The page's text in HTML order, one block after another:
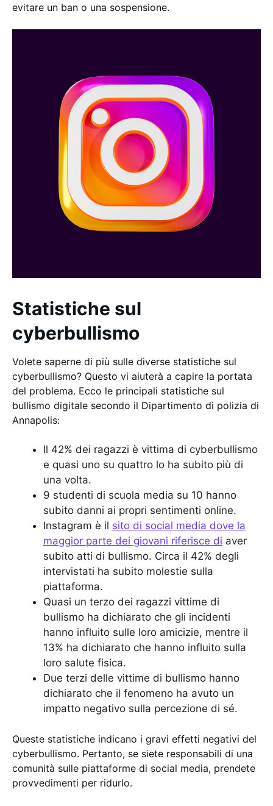
evitare un ban o una sospensione.
Statistiche sul
cyberbullismo
Volete saperne di più sulle diverse statistiche sul
cyberbullismo? Questo vi aiuterà a capire la portata
del problema. Ecco le principali statistiche sul
bullismo digitale secondo il Dipartimento di polizia di
Annapolis:
Il 42% dei ragazzi è vittima di cyberbullismo
e quasi uno su quattro lo ha subito più di
una volta.
9 studenti di scuola media su 10 hanno
subito danni ai propri sentimenti online.
Instagram è il sito di social media dove la
maggior parte dei giovani riferisce di aver
subito atti di bullismo. Circa il 42% degli
intervistati ha subito molestie sulla
piattaforma.
Quasi un terzo dei ragazzi vittime di
bullismo ha dichiarato che gli incidenti
hanno influito sulle loro amicizie, mentre il
13% ha dichiarato che hanno influito sulla
loro salute fisica.
Due terzi delle vittime di bullismo hanno
dichiarato che il fenomeno ha avuto un
impatto negativo sulla percezione di sé.
Queste statistiche indicano i gravi effetti negativi del
cyberbullismo. Pertanto, se siete responsabili di una
comunità sulle piattaforme di social media, prendete
provvedimenti per ridurlo.